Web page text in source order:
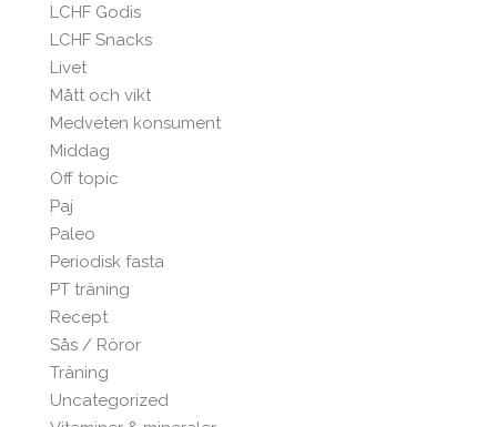
LCHF Godis
LCHF Snacks
Livet
Mått och vikt
Medveten konsument
Middag
Off topic
Paj
Paleo
Periodisk fasta
PT träning
Recept
Sås / Röror
Träning
Uncategorized